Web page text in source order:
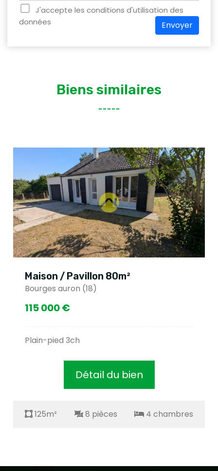
J'accepte les conditions d'utilisation des
données
Envoyer
Biens similaires
Maison / Pavillon 80m²
Bourges auron (18)
115 000 €
Plain-pied 3ch
Détail du bien
125m² 8 pièces 4 chambres